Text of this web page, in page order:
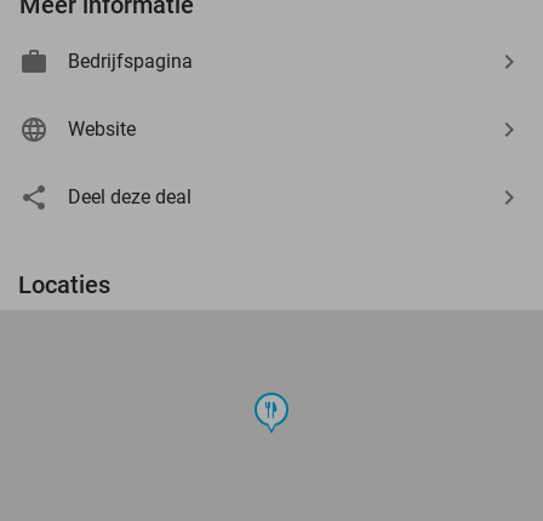
Bedrijfspagina
Website
Deel deze deal
Locaties
food